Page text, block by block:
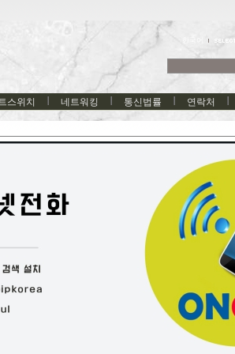
스위치 네트워킹 통신법률 연락처